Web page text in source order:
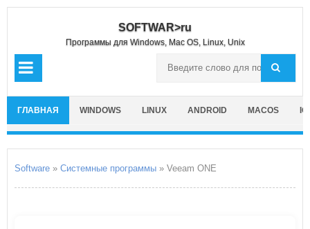
SOFTWAR>ru
Программы для Windows, Mac OS, Linux, Unix
ГЛАВНАЯ WINDOWS LINUX ANDROID MACOS
Software » Системные программы » Veeam ONE